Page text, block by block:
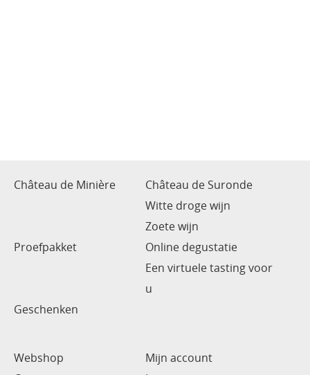
Château de Minière
Château de Suronde
Witte droge wijn
Zoete wijn
Proefpakket
Online degustatie
Een virtuele tasting voor
u
Geschenken
Webshop
Mijn account